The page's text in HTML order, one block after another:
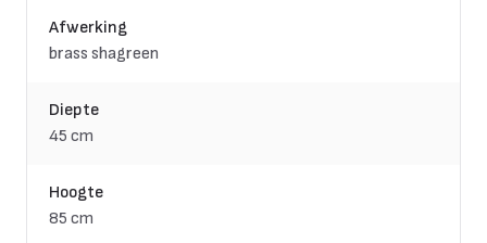
Afwerking
brass shagreen
Diepte
45 cm
Hoogte
85 cm